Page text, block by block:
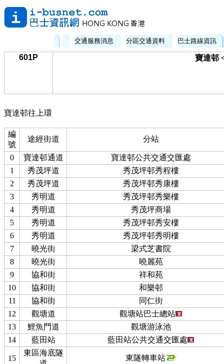
交通服務消息 分區交通資料 巴士路線資訊
601P 寶達邨
寶達邨往上環
編
號
途經街道 分站
0 寶達邨通道
寶達邨公共交通交匯處
1
秀茂坪道
秀茂坪邨秀程樓
2
秀茂坪道
秀茂坪邨秀康樓
3
秀明道
秀茂坪邨秀樂樓
4
秀明道
秀茂坪商場
5
秀明道
秀茂坪邨秀安樓
6
秀明道
秀茂坪邨秀明樓
7
曉光街
梁式芝書院
8
曉光街
曉麗苑
9
協和街
祥和苑
10
協和街
和樂邨
11
協和街
同仁街
12
觀塘道
觀塘站巴士總站
13
鯉魚門道
觀塘游泳池
14
藍田站 藍田站公共交通交匯處
15
東區海底隧
東隧轉車站